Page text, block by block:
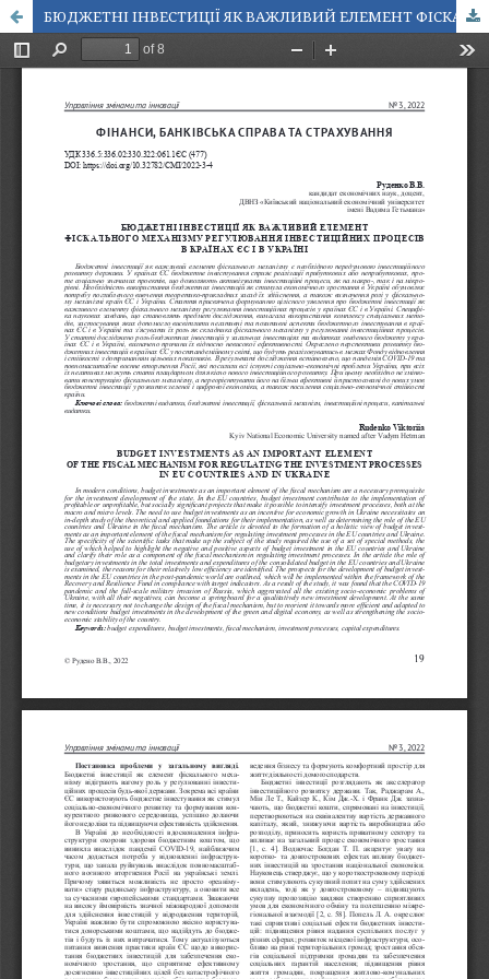
БЮДЖЕТНІ ІНВЕСТИЦІЇ ЯК ВАЖЛИВИЙ ЕЛЕМЕНТ ФІСКАЛЬНОГО МЕХАНІЗМУ РЕГУЛЮВАННЯ ІНВЕСТИЦІЙНИХ ПРОЦЕСІВ В КРАЇНАХ ЄС І В УКРАЇНІ